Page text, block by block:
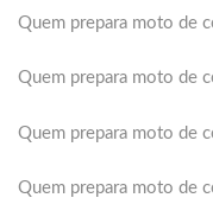
Quem prepara moto de
Quem prepara moto de
Quem prepara moto de
Quem prepara moto de